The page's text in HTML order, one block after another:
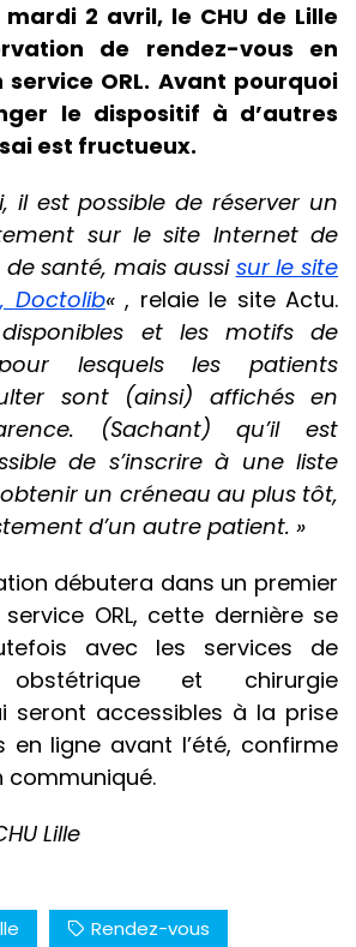
2 avril, le CHU de Lille
de rendez-vous en
ORL. Avant pourquoi
le dispositif à d’autres
est fructueux.
il est possible de réserver un
sur le site Internet de
de santé, mais aussi sur le site
Doctolib«, relaie le site Actu.
et les motifs de
pour lesquels les patients
sont (ainsi) affichés en
(Sachant) qu’il est
de s’inscrire à une liste
un créneau au plus tôt,
d’un autre patient. »
débutera dans un premier
ORL, cette dernière se
avec les services de
obstétrique et chirurgie
seront accessibles à la prise
en ligne avant l’été, confirme
communiqué.
Lille
Rendez-vous